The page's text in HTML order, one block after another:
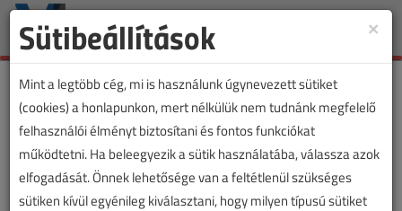
Toggle
×
Sütibeállítások
Mint a legtöbb cég, mi is használunk úgynevezett sütiket
(cookies) a honlapunkon, mert nélkülük nem tudnánk megfelelő
felhasználói élményt biztosítani és fontos funkciókat
működtetni. Ha beleegyezik a sütik használatába, válassza azok
elfogadását. Önnek lehetősége van a feltétlenül szükséges
sütiken kívül egyénileg kiválasztani, hogy milyen típusú sütiket